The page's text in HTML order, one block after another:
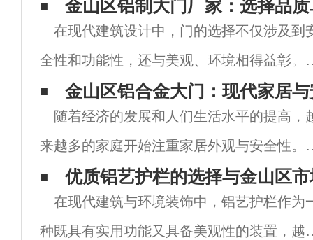
金山区铝制大门厂家：选择品
在现代建筑设计中，门的选择不仅涉及到
全性和功能性，还与美观、环境相得益彰。
为一种新兴的建筑材料，铝合金在门窗行业
展现出了独特的优势，尤其在金山区这个国
大都市，铝制大门厂家如雨后春笋般涌现。
文将
金山区铝合金大门：现代家居
随着经济的发展和人们生活水平的提高，
来越多的家庭开始注重家居外观与安全性。
为家居安全的第一道防线，门的选择显得尤
重要。在众多门类中，铝合金大门凭借其独
的优势，在市场上逐渐崭露头角。尤其是在
优质铝艺护栏的选择与金山区
在现代建筑与环境装饰中，铝艺护栏作为
种既具有实用功能又具备美观性的装置，越